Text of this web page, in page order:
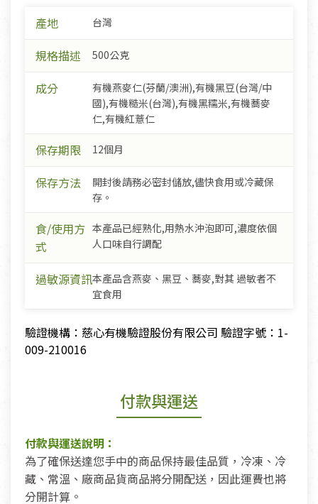
產地 台灣
規格描述 500公克
成分
有機燕麥仁(芬蘭/澳洲),有機黑豆(台灣/中
國),有機糙米(台灣),有機黑糯米,有機蕎麥
仁,有機紅薏仁
保存期限 12個月
保存方法
開封後請務必密封儲放,儘快食用或冷藏保
存。
食/使用方
式
本產品已經熟化,用熱水沖泡即可,濃度依個
人口味自行調配
過敏源資訊本產品含燕麥、黑豆、蕎麥,對其 過敏者不
宜食用
驗證機構：慈心有機驗證股份有限公司 驗證字號：1-
009-210016
付款與運送
付款與運送說明：
為了確保送達您手中的商品保持最佳品質，冷凍、冷
藏、常溫、廠商品貨商品將分開配送，因此運費也將
分開計算。